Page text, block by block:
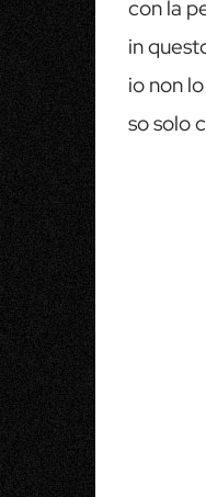
con la
in
io non
so solo